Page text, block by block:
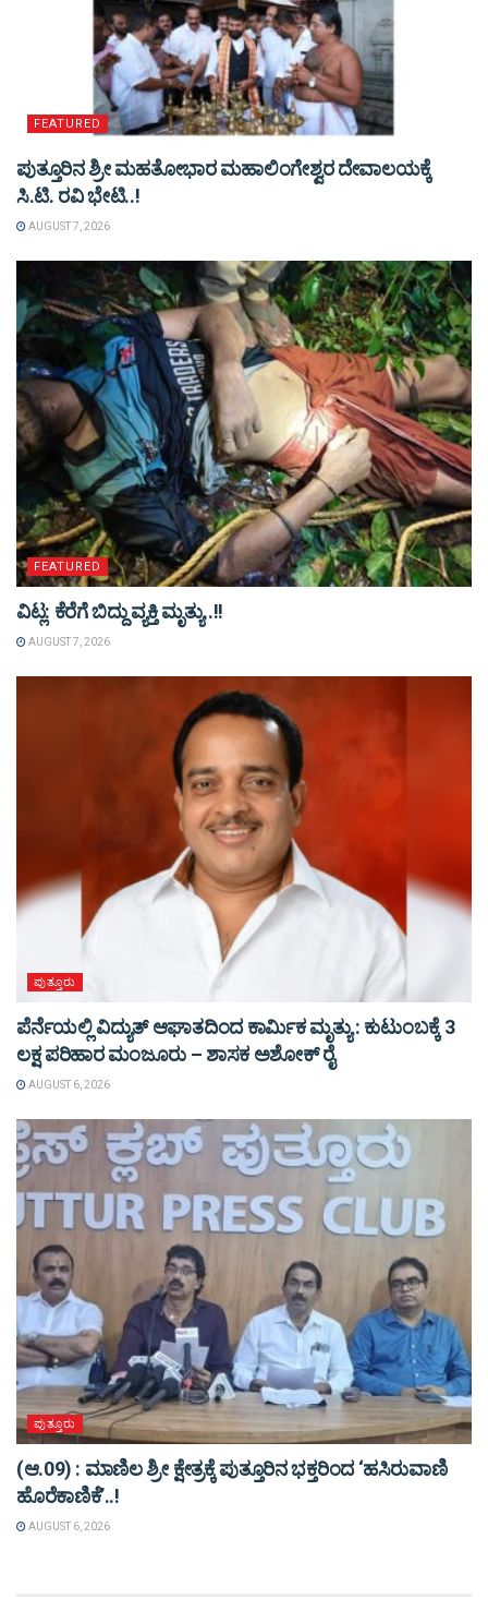
FEATURED
ಪುತ್ತೂರಿನ ಶ್ರೀ ಮಹತೋಭಾರ ಮಹಾಲಿಂಗೇಶ್ವರ ದೇವಾಲಯಕ್ಕೆ
ಸಿ.ಟಿ. ರವಿ ಭೇಟಿ..!
AUGUST 7, 2026
FEATURED
ವಿಟ್ಲ: ಕೆರೆಗೆ ಬಿದ್ದು ವ್ಯಕ್ತಿ ಮೃತ್ಯು..!!
AUGUST 7, 2026
ಪುತ್ತೂರು
ಪೆರ್ನೆಯಲ್ಲಿ ವಿದ್ಯುತ್ ಆಘಾತದಿಂದ ಕಾರ್ಮಿಕ ಮೃತ್ಯು : ಕುಟುಂಬಕ್ಕೆ 3
ಲಕ್ಷ ಪರಿಹಾರ ಮಂಜೂರು – ಶಾಸಕ ಅಶೋಕ್ ರೈ
AUGUST 6, 2026
ಪುತ್ತೂರು
(ಆ.09) : ಮಾಣಿಲ ಶ್ರೀ ಕ್ಷೇತ್ರಕ್ಕೆ ಪುತ್ತೂರಿನ ಭಕ್ತರಿಂದ ‘ಹಸಿರುವಾಣಿ
ಹೊರೆಕಾಣಿಕೆ’..!
AUGUST 6, 2026